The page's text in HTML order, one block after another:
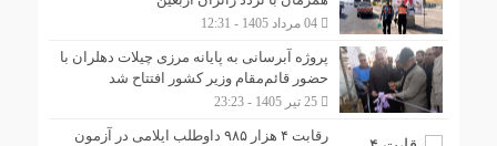
04 مرداد 1405 - 12:31
پروژه آبرسانی به پایانه مرزی چیلات دهلران با
حضور قائم‌مقام وزیر کشور افتتاح شد
25 تیر 1405 - 23:23
رقابت ۴ هزار ۹۸۵ داوطلب ایلامی در آزمون